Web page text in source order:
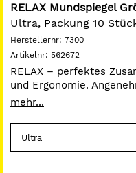
RELAX Mundspiegel
Ultra, Packung 10
Herstellernr: 7300
Artikelnr: 562672
RELAX – perfektes
und Ergonomie.
Arbeiten. Optimiertes
und resistent
Patientenfreundlich
Hygienisch durch den
Fassung Seidenmatte,
mehr...